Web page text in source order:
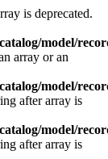
is deprecated.
model/
array or an
model/
after array is
model/
after array is